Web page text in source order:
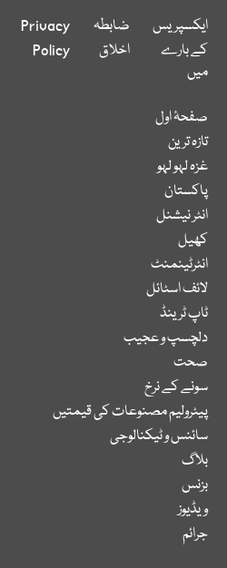
ایکسپریس
کے بارے
میں
ضابطہ
اخلاق
Privacy
Policy
صفحۂ اول
تازہ ترین
غزہ لہو لہو
پاکستان
انٹر نیشنل
کھیل
انٹرٹینمنٹ
لائف اسٹائل
ٹاپ ٹرینڈ
دلچسپ و عجیب
صحت
سونے کے نرخ
پیٹرولیم مصنوعات کی قیمتیں
سائنس و ٹیکنالوجی
بلاگ
بزنس
ویڈیوز
جرائم